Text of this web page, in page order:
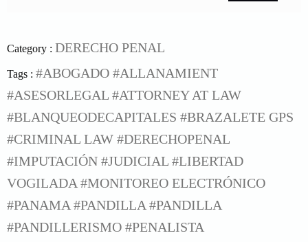
Category : DERECHO PENAL
Tags : #ABOGADO #ALLANAMIENT
#ASESORLEGAL #ATTORNEY AT LAW
#BLANQUEODECAPITALES #BRAZALETE GPS
#CRIMINAL LAW #DERECHOPENAL
#IMPUTACIÓN #JUDICIAL #LIBERTAD
VOGILADA #MONITOREO ELECTRÓNICO
#PANAMA #PANDILLA #PANDILLA
#PANDILLERISMO #PENALISTA